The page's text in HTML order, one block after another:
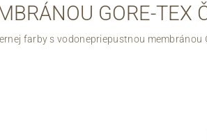
GORE-TEX
farby s vodonepriepustnou membránou